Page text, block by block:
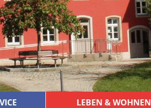
LEBEN & WOHNEN